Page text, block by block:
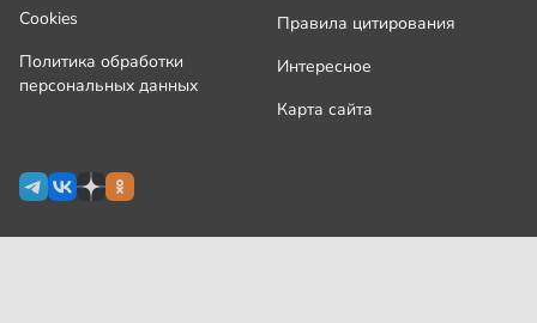
Cookies
Политика обработки
персональных данных
Правила цитирования
Интересное
Карта сайта